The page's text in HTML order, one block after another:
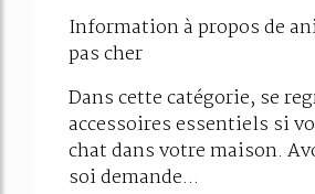
Information à propos de
pas cher
Dans cette catégorie, se
accessoires essentiels si
chat dans votre maison.
soi demande...